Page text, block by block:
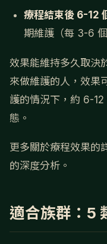
療程結束後 6-12
期維護（每 3-6 個
效果能維持多久取決
來做維護的人，效果
護的情況下，約 6-
態。
更多關於療程效果的
的深度分析。
適合族群：5